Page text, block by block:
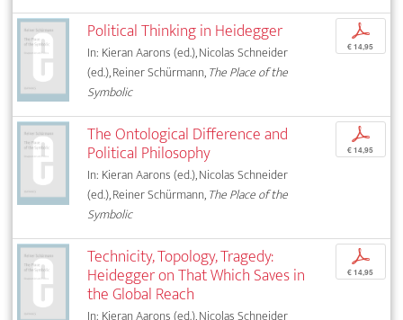
Political Thinking in Heidegger
In: Kieran Aarons (ed.), Nicolas Schneider
(ed.), Reiner Schürmann,The Place of the
Symbolic
p
€ 14,95
The Ontological Difference and
Political Philosophy
In: Kieran Aarons (ed.), Nicolas Schneider
(ed.), Reiner Schürmann,The Place of the
Symbolic
p
€ 14,95
Technicity, Topology, Tragedy:
Heidegger on That Which Saves in
the Global Reach
p
€ 14,95